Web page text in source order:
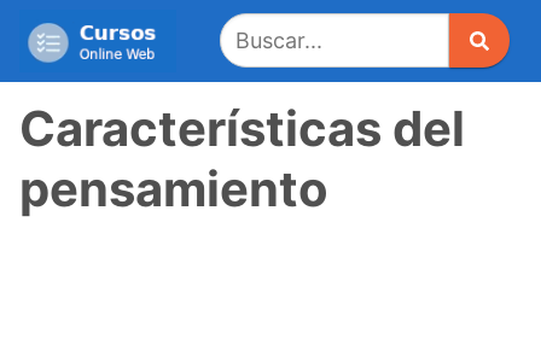
Características del
pensamiento